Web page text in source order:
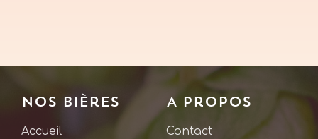
Nos bières
Accueil
A propos
Contact